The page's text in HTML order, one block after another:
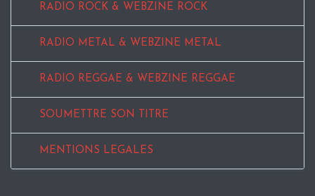
RADIO ROCK & WEBZINE ROCK
RADIO METAL & WEBZINE METAL
RADIO REGGAE & WEBZINE REGGAE
SOUMETTRE SON TITRE
MENTIONS LEGALES